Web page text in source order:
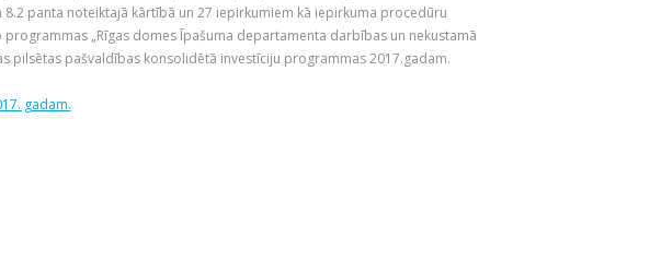
panta noteiktajā kārtībā un 27 iepirkumiem kā iepirkuma procedūru
„Rīgas domes Īpašuma departamenta darbības un nekustamā
pilsētas pašvaldības konsolidētā investīciju programmas 2017.gadam.
gadam.